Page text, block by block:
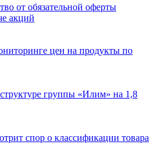
от обязательной оферты
акций
цен на продукты по
группы «Илим» на 1,8
спор о классификации товара